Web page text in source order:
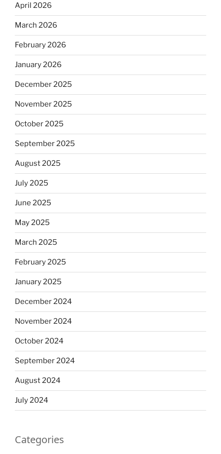
April 2026
March 2026
February 2026
January 2026
December 2025
November 2025
October 2025
September 2025
August 2025
July 2025
June 2025
May 2025
March 2025
February 2025
January 2025
December 2024
November 2024
October 2024
September 2024
August 2024
July 2024
Categories